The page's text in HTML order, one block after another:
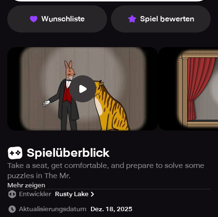
Wunschliste Spiel bewerten
Spielüberblick
Take a seat, get comfortable, and prepare to solve some
puzzles in The Mr.
Rabbit Magic Show! This anniversary free-to-play
adventure from Rusty Lake will take you through 20
whimsically bizarre acts bound to test your ability to think
Mehr zeigen
Entwickler Rusty Lake
Aktualisierungsdatum Dez. 18, 2025